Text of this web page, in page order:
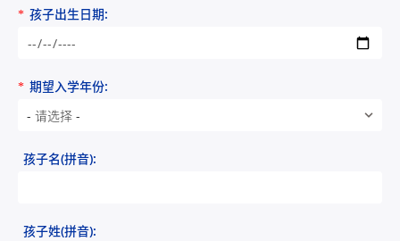
* 孩子出生日期:
* 期望入学年份:
- 请选择 -
孩子名(拼音):
孩子姓(拼音):